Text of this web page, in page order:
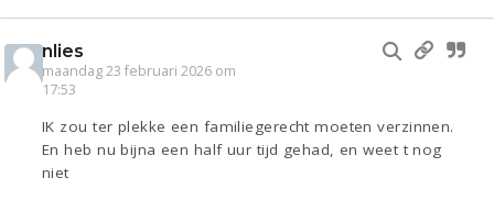
nlies
maandag 23 februari 2026 om
17:53
IK zou ter plekke een familiegerecht moeten verzinnen.
En heb nu bijna een half uur tijd gehad, en weet t nog
niet